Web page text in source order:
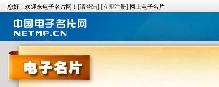
您好，欢迎来电子名片网！ [请登陆] [立即注册] 网上电子名片